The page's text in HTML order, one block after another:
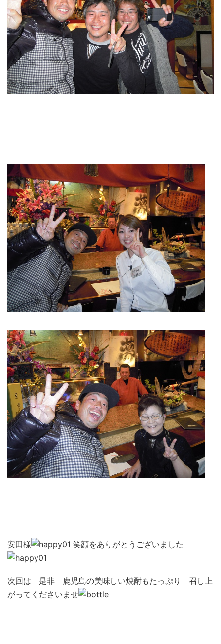
安田様 笑顔をありがとうございました
次回は 是非 鹿児島の美味しい焼酎もたっぷり 召し上
がってくださいませ